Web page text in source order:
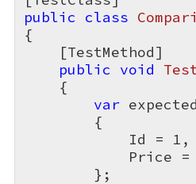
public
class
{
    [TestMethod]
public
void
{
var
        {
            Id =
1 ,
            Price =
        };